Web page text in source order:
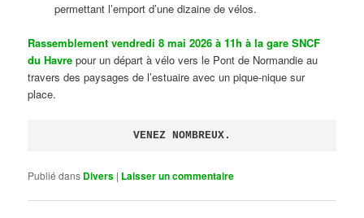
permettant l’emport d’une dizaine de vélos.
Rassemblement vendredi 8 mai 2026 à 11h à la gare SNCF
du Havre pour un départ à vélo vers le Pont de Normandie au
travers des paysages de l’estuaire avec un pique-nique sur
place.
VENEZ NOMBREUX.
Publié dans Divers | Laisser un commentaire